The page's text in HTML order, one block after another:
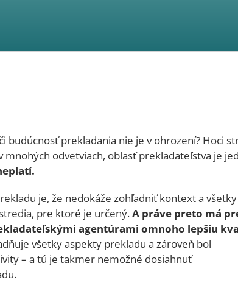
budúcnosť prekladania nie je v ohrození? Hoci
mnohých odvetviach, oblasť prekladateľstva je
je, že nedokáže zohľadniť kontext a všetky
pre ktoré je určený.A práve preto má
agentúrami omnoho lepšiu
všetky aspekty prekladu a zároveň bol
– a tú je takmer nemožné dosiahnuť